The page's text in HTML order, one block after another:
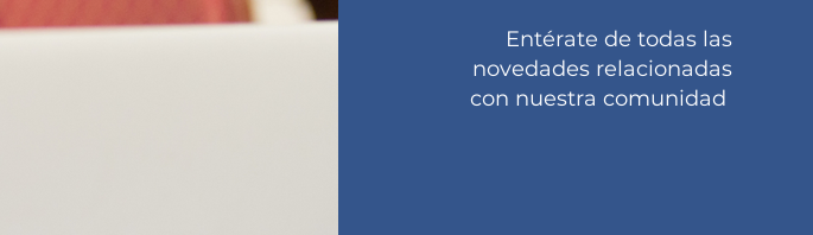
Entérate de todas las
novedades relacionadas
con nuestra comunidad